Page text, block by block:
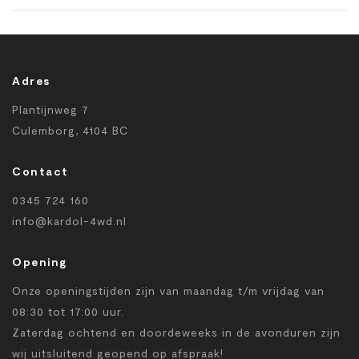
Adres
Plantijnweg 7
Culemborg, 4104 BC
Contact
0345 724 160
info@kardol-4wd.nl
Opening
Onze openingstijden zijn van maandag t/m vrijdag van
08:30 tot 17:00 uur.
Zaterdag ochtend en doordeweeks in de avonduren zijn
wij uitsluitend geopend op afspraak!